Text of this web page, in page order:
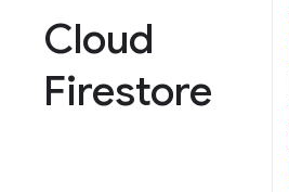
Cloud
Firestore